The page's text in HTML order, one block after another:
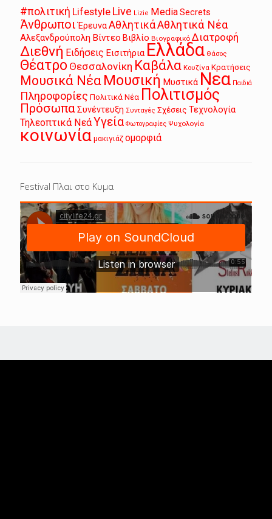
#πολιτική Lifestyle Live Lizie MediaSecrets
Άνθρωποι ΈρευναΑθλητικάΑθλητικά Νέα
Αλεξανδρούπολη Βίντεο Βιβλίο Βιογραφικό Διατροφή
Διεθνή Ειδήσεις Εισιτήρια Ελλάδα Θάσος
Θέατρο Θεσσαλονίκη Καβάλα Κουζίνα Κρατήσεις
Μουσικά Νέα Μουσική Μυστικά Νεα Παιδιά
Πληροφορίες Πολιτικά Νέα Πολιτισμός
ΠρόσωπαΣυνέντευξη Συνταγές Σχέσεις Τεχνολογία
Τηλεοπτικά ΝεάΥγεία Φωτογραφίες Ψυχολογία
κοινωνία μακιγιάζ ομορφιά
Festival Πλαι στο Κυμα